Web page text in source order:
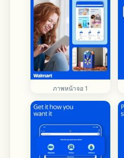
ภาพหน้าจอ 1